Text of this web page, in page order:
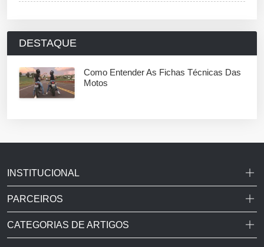
DESTAQUE
Como Entender As Fichas Técnicas Das
Motos
INSTITUCIONAL
PARCEIROS
CATEGORIAS DE ARTIGOS